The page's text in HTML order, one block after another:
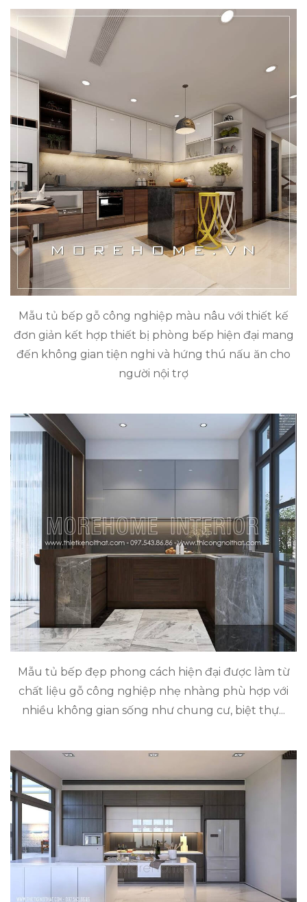
Mẫu tủ bếp gỗ công nghiệp màu nâu với thiết kế
đơn giản kết hợp thiết bị phòng bếp hiện đại mang
đến không gian tiện nghi và hứng thú nấu ăn cho
người nội trợ
Mẫu tủ bếp đẹp phong cách hiện đại được làm từ
chất liệu gỗ công nghiệp nhẹ nhàng phù hợp với
nhiều không gian sống như chung cư, biệt thự...